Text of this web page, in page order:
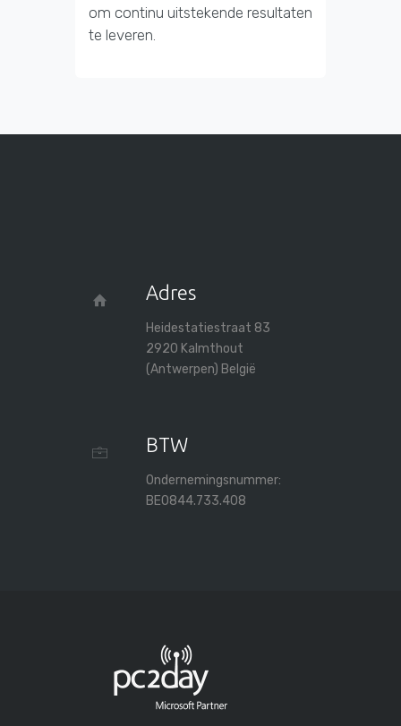
om continu uitstekende resultaten
te leveren.
Adres
Heidestatiestraat 83
2920 Kalmthout
(Antwerpen) België
BTW
Ondernemingsnummer:
BE0844.733.408